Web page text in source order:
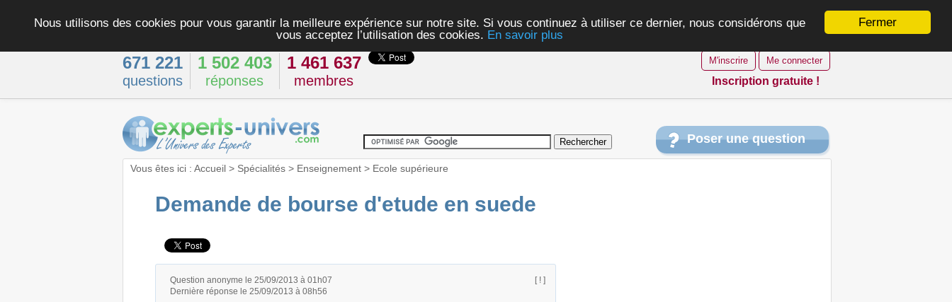
Fermer
Nous utilisons des cookies pour vous garantir la meilleure expérience sur notre site. Si vous continuez à utiliser ce dernier, nous considérons que
vous acceptez l’utilisation des cookies. En savoir plus
671 221
questions
1 502 403
réponses
1 461 637
membres
M'inscrire Me connecter
Inscription gratuite !
Poser une question
Vous êtes ici : Accueil> Spécialités> Enseignement> Ecole supérieure
Demande de bourse d'etude en suede
Question anonyme le 25/09/2013 à 01h07
Dernière réponse le 25/09/2013 à 08h56
[ ! ]